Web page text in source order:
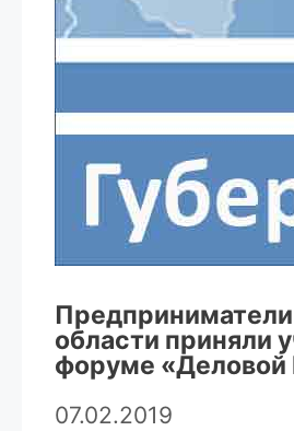
области приняли
форуме «Деловой
07.02.2019